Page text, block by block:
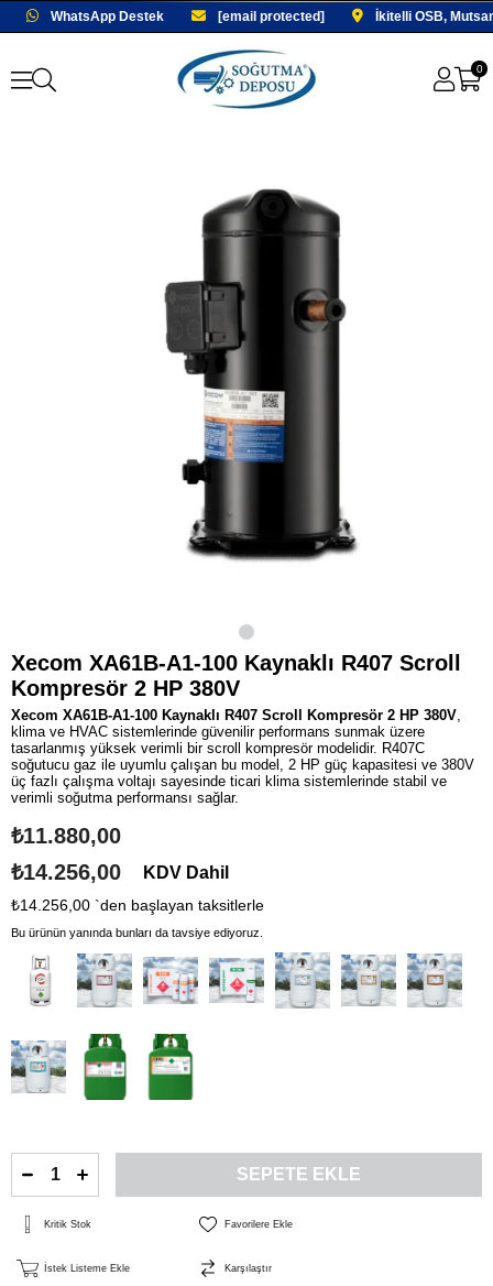
WhatsApp Destek [email protected] İkitelli OSB,
0
Xecom XA61B-A1-100 Kaynaklı R407 Scroll
Kompresör 2 HP 380V
Xecom XA61B-A1-100 Kaynaklı R407 Scroll Kompresör 2 HP 380V,
klima ve HVAC sistemlerinde güvenilir performans sunmak üzere
tasarlanmış yüksek verimli bir scroll kompresör modelidir. R407C
soğutucu gaz ile uyumlu çalışan bu model, 2 HP güç kapasitesi ve 380V
üç fazlı çalışma voltajı sayesinde ticari klima sistemlerinde stabil ve
verimli soğutma performansı sağlar.
₺11.880,00
KDV Dahil
₺14.256,00
₺14.256,00 `den başlayan taksitlerle
Bu ürünün yanında bunları da tavsiye ediyoruz.
Kritik Stok Favorilere Ekle
İstek Listeme Ekle Karşılaştır